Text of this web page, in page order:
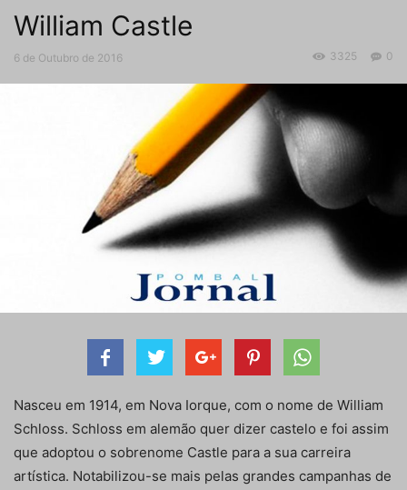
William Castle
6 de Outubro de 2016 0
3325
Nasceu em 1914, em Nova Iorque, com o nome de William
Schloss. Schloss em alemão quer dizer castelo e foi assim
que adoptou o sobrenome Castle para a sua carreira
artística. Notabilizou-se mais pelas grandes campanhas de